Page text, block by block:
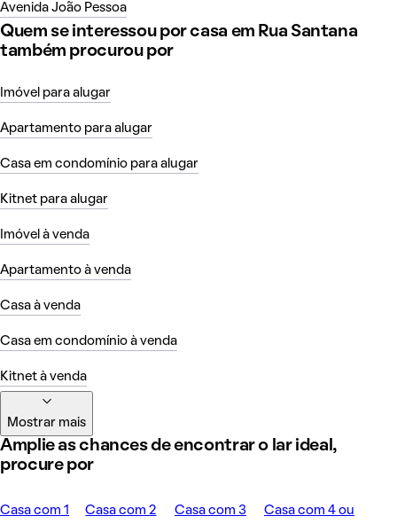
Avenida João Pessoa
Quem se interessou por casa em Rua Santana
também procurou por
Imóvel para alugar
Apartamento para alugar
Casa em condomínio para alugar
Kitnet para alugar
Imóvel à venda
Apartamento à venda
Casa à venda
Casa em condomínio à venda
Kitnet à venda
Mostrar mais
Amplie as chances de encontrar o lar ideal,
procure por
Casa com 1
Casa com 2
Casa com 3
Casa com 4 ou